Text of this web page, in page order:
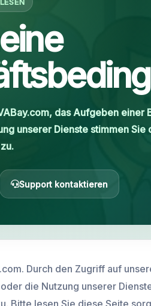
das Aufgeben einer
unserer Dienste stimmen
Support kontaktieren
Durch den Zugriff auf
die Nutzung unserer
Bitte lesen Sie diese Seite